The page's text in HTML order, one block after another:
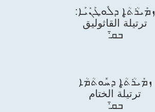
ܙܡܺܝܪܳܬ̥ܳܐ ܕܠܽܘܛܰܢܺܝܰܐ:
ترتيلة القاثوليق
ܒܩ̄:
ܙܡܺܝܪܳܬ̥ܳܐ ܕܚܽܘܬܳܡܳܐ
ترتيلة الختام
ܒܩ̄: